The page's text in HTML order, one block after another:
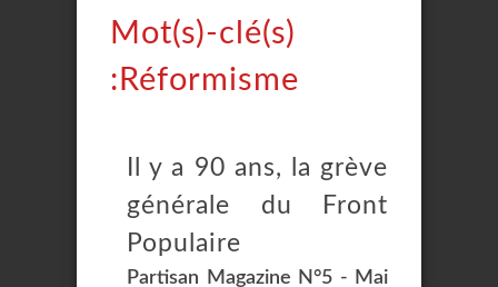
Mot(s)-clé(s)
:Réformisme
Il y a 90 ans, la grève
générale du Front
Populaire
Partisan Magazine N°5 - Mai